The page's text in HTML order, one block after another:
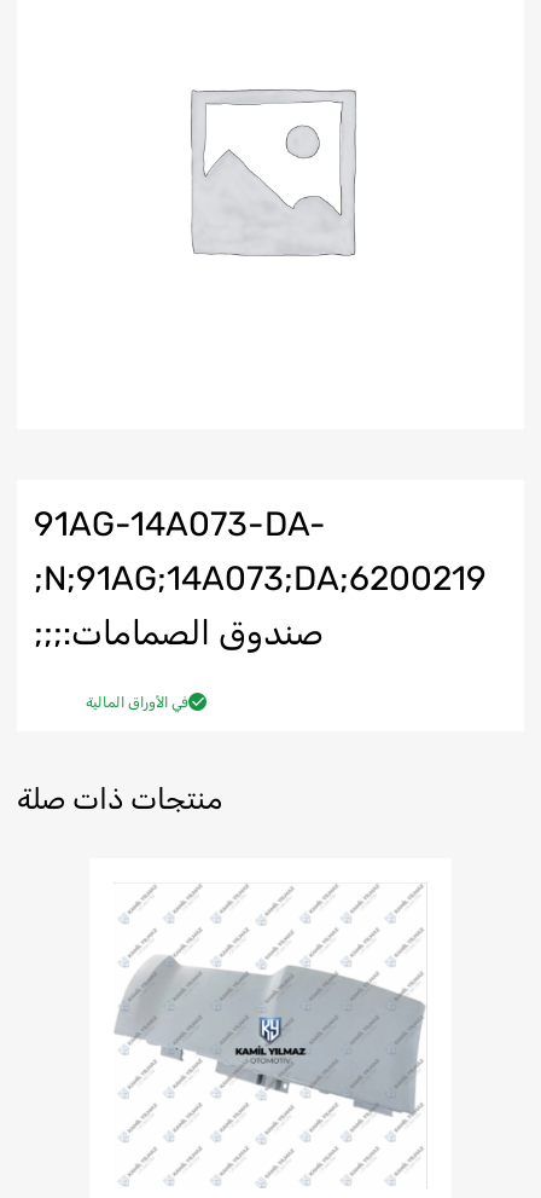
91AG-14A073-DA-
N;91AG;14A073;DA;6200219;
صندوق الصمامات:;;;
في الأوراق المالية
منتجات ذات صلة